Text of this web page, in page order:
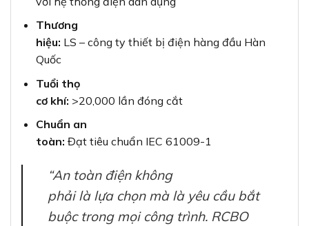
Thương
hiệu: LS – công ty thiết bị điện hàng đầu Hàn
Quốc
Tuổi thọ
cơ khí: >20,000 lần đóng cắt
Chuẩn an
toàn: Đạt tiêu chuẩn IEC 61009-1
“An toàn điện không
phải là lựa chọn mà là yêu cầu bắt
buộc trong mọi công trình. RCBO